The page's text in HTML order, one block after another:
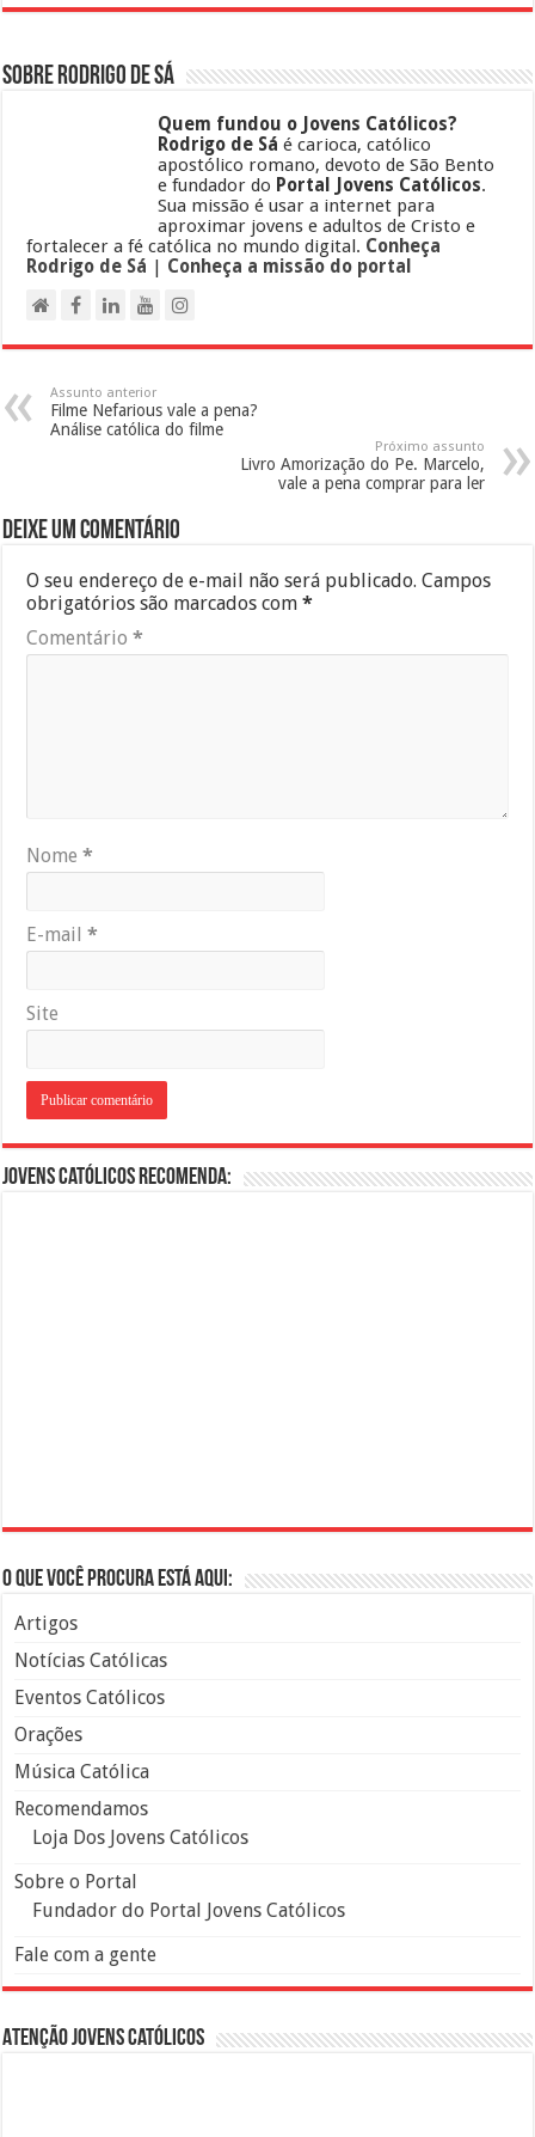
Sobre Rodrigo de Sá
Quem fundou o Jovens Católicos?
Rodrigo de Sá é carioca, católico
apostólico romano, devoto de São Bento
e fundador do Portal Jovens Católicos.
Sua missão é usar a internet para
aproximar jovens e adultos de Cristo e
fortalecer a fé católica no mundo digital. Conheça
Rodrigo de Sá | Conheça a missão do portal
Assunto anterior
Filme Nefarious vale a pena?
Análise católica do filme
Próximo assunto
Livro Amorização do Pe. Marcelo,
vale a pena comprar para ler
Deixe um comentário
O seu endereço de e-mail não será publicado. Campos
obrigatórios são marcados com*
Comentário*
Nome*
E-mail*
Site
Jovens Católicos Recomenda:
O que você procura está aqui:
Artigos
Notícias Católicas
Eventos Católicos
Orações
Música Católica
Recomendamos
Loja Dos Jovens Católicos
Sobre o Portal
Fundador do Portal Jovens Católicos
Fale com a gente
Atenção Jovens Católicos